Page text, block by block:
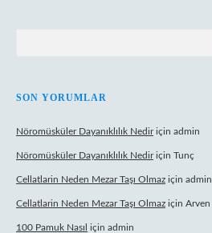
SON YORUMLAR
Nöromüsküler Dayanıklılık Nediriçin admin
Nöromüsküler Dayanıklılık Nediriçin Tunç
Cellatlarin Neden Mezar Taşı Olmaz için admin
Cellatlarin Neden Mezar Taşı Olmaz için Arven
100 Pamuk Nasıl için admin